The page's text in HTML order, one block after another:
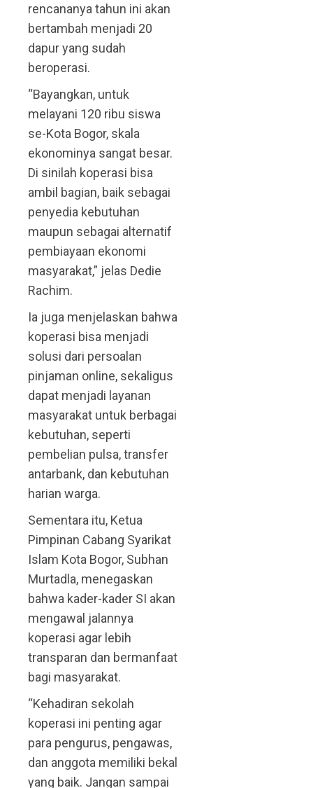
rencananya tahun ini akan
bertambah menjadi 20
dapur yang sudah
beroperasi.
“Bayangkan, untuk
melayani 120 ribu siswa
se-Kota Bogor, skala
ekonominya sangat besar.
Di sinilah koperasi bisa
ambil bagian, baik sebagai
penyedia kebutuhan
maupun sebagai alternatif
pembiayaan ekonomi
masyarakat,” jelas Dedie
Rachim.
Ia juga menjelaskan bahwa
koperasi bisa menjadi
solusi dari persoalan
pinjaman online, sekaligus
dapat menjadi layanan
masyarakat untuk berbagai
kebutuhan, seperti
pembelian pulsa, transfer
antarbank, dan kebutuhan
harian warga.
Sementara itu, Ketua
Pimpinan Cabang Syarikat
Islam Kota Bogor, Subhan
Murtadla, menegaskan
bahwa kader-kader SI akan
mengawal jalannya
koperasi agar lebih
transparan dan bermanfaat
bagi masyarakat.
“Kehadiran sekolah
koperasi ini penting agar
para pengurus, pengawas,
dan anggota memiliki bekal
yang baik. Jangan sampai